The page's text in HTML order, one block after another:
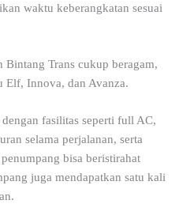
waktu keberangkatan sesuai
Trans cukup beragam,
Elf, Innova, dan Avanza.
fasilitas seperti full AC,
selama perjalanan, serta
bisa beristirahat
juga mendapatkan satu kali